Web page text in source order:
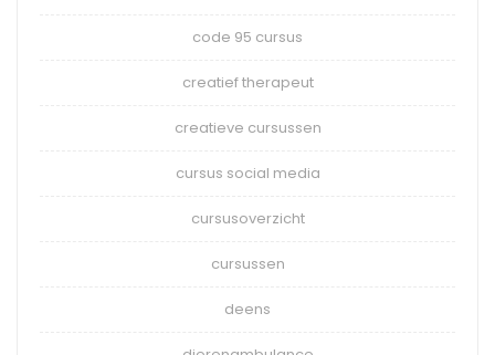
code 95 cursus
creatief therapeut
creatieve cursussen
cursus social media
cursusoverzicht
cursussen
deens